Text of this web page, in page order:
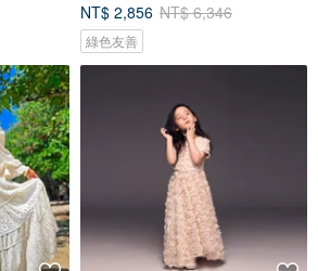
NT$ 2,856 NT$ 6,346
綠色友善